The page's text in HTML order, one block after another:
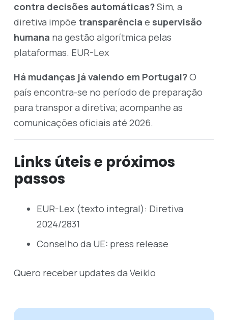
contra decisões automáticas?Sim, a
diretiva impõe transparência e supervisão
humana na gestão algorítmica pelas
plataformas. EUR-Lex
Há mudanças já valendo em Portugal?O
país encontra-se no período de preparação
para transpor a diretiva; acompanhe as
comunicações oficiais até 2026.
Links úteis e próximos
passos
EUR-Lex (texto integral): Diretiva
2024/2831
Conselho da UE: press release
Quero receber updates da Veiklo